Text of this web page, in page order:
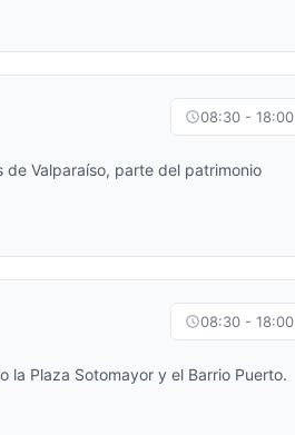
08:30 - 18:00
de Valparaíso, parte del patrimonio
08:30 - 18:00
la Plaza Sotomayor y el Barrio Puerto.